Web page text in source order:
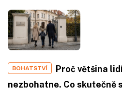
BOHATSTVÍ
Proč většina
nezbohatne. Co skutečně